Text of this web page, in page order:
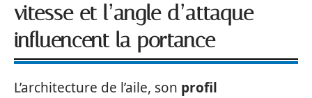
vitesse et l’angle d’attaque
influencent la portance
L’architecture de l’aile, son profil